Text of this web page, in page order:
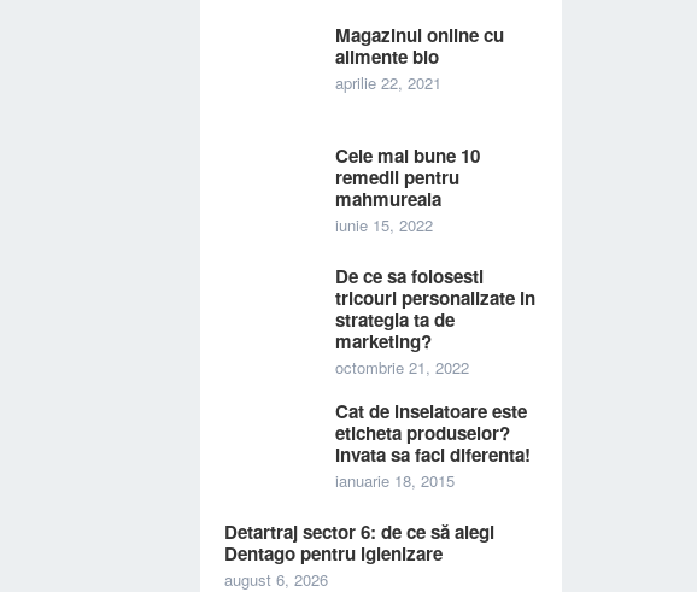
Magazinul online cu
alimente bio
aprilie 22, 2021
Cele mai bune 10
remedii pentru
mahmureala
iunie 15, 2022
De ce sa folosesti
tricouri personalizate in
strategia ta de
marketing?
octombrie 21, 2022
Cat de inselatoare este
eticheta produselor?
Invata sa faci diferenta!
ianuarie 18, 2015
Detartraj sector 6: de ce să alegi
Dentago pentru igienizare
august 6, 2026